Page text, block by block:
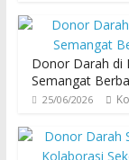
Donor Darah di
Semangat
25/06/2026